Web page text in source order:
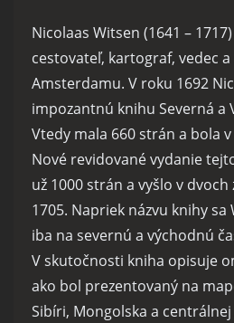
Nicolaas Witsen (1641 –
cestovateľ, kartograf, vedec
Amsterdamu. V roku 1692
impozantnú knihu Severná a
Vtedy mala 660 strán a bola
Nové revidované vydanie
už 1000 strán a vyšlo v dvoch
1705. Napriek názvu knihy
iba na severnú a východnú
V skutočnosti kniha opisuje
ako bol prezentovaný na
Sibíri, Mongolska a